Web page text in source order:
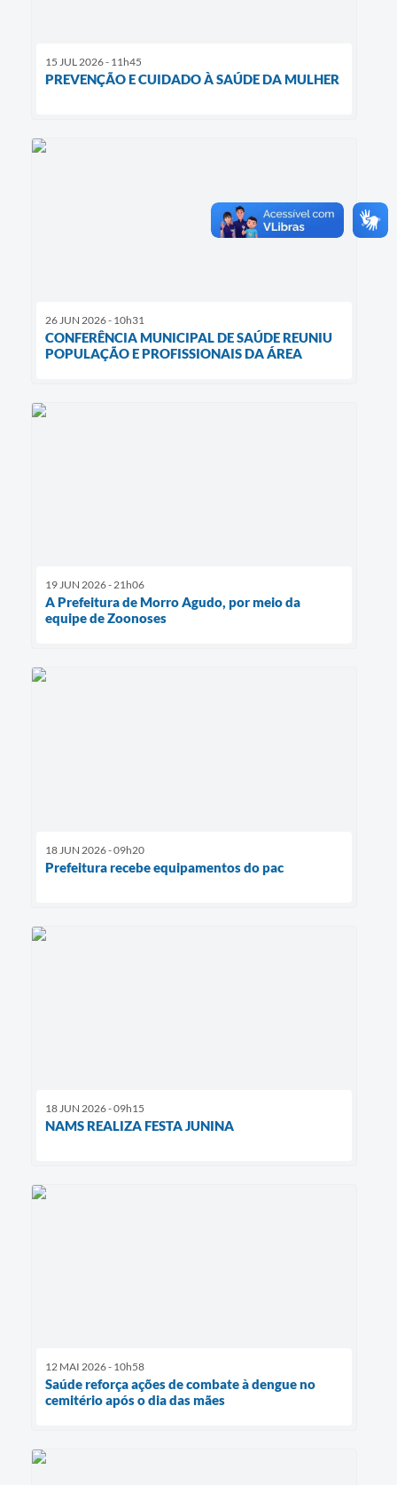
15 JUL 2026 - 11h45
PREVENÇÃO E CUIDADO À SAÚDE DA MULHER
26 JUN 2026 - 10h31
CONFERÊNCIA MUNICIPAL DE SAÚDE REUNIU
POPULAÇÃO E PROFISSIONAIS DA ÁREA
19 JUN 2026 - 21h06
A Prefeitura de Morro Agudo, por meio da
equipe de Zoonoses
18 JUN 2026 - 09h20
Prefeitura recebe equipamentos do pac
18 JUN 2026 - 09h15
NAMS REALIZA FESTA JUNINA
12 MAI 2026 - 10h58
Saúde reforça ações de combate à dengue no
cemitério após o dia das mães